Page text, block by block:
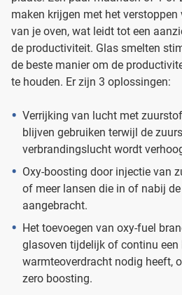
maken krijgen met het verstoppen
van je oven, wat leidt tot een
de productiviteit. Glas smelten
de beste manier om de
te houden. Er zijn 3 oplossingen:
Verrijking van lucht met
blijven gebruiken terwijl de
verbrandingslucht wordt
Oxy-boosting door injectie van
of meer lansen die in of nabij
aangebracht.
Het toevoegen van oxy-fuel
glasoven tijdelijk of continu een
warmteoverdracht nodig heeft,
zero boosting.